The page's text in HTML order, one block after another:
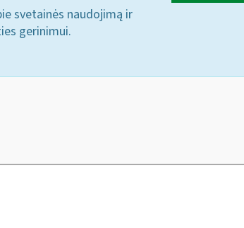
svetainės naudojimą ir
gerinimui.